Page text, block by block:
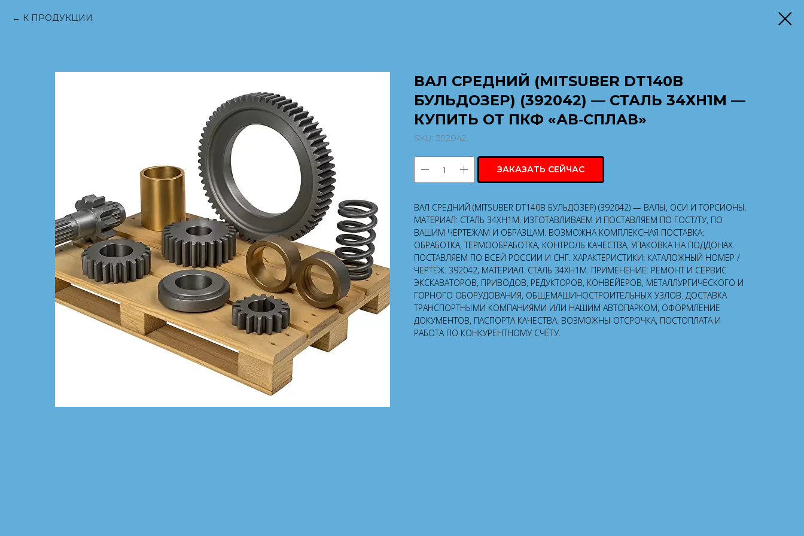
К ПРОДУКЦИИ
ВАЛ СРЕДНИЙ (MITSUBER DT140B
БУЛЬДОЗЕР) (392042) — СТАЛЬ 34ХН1М —
КУПИТЬ ОТ ПКФ «АВ‑СПЛАВ»
SKU: 392042
ЗАКАЗАТЬ СЕЙЧАС
ВАЛ СРЕДНИЙ (MITSUBER DT140B БУЛЬДОЗЕР) (392042) — ВАЛЫ, ОСИ И ТОРСИОНЫ.
МАТЕРИАЛ: СТАЛЬ 34ХН1М. ИЗГОТАВЛИВАЕМ И ПОСТАВЛЯЕМ ПО ГОСТ/ТУ, ПО
ВАШИМ ЧЕРТЕЖАМ И ОБРАЗЦАМ. ВОЗМОЖНА КОМПЛЕКСНАЯ ПОСТАВКА:
ОБРАБОТКА, ТЕРМООБРАБОТКА, КОНТРОЛЬ КАЧЕСТВА, УПАКОВКА НА ПОДДОНАХ.
ПОСТАВЛЯЕМ ПО ВСЕЙ РОССИИ И СНГ. ХАРАКТЕРИСТИКИ: КАТАЛОЖНЫЙ НОМЕР /
ЧЕРТЁЖ: 392042; МАТЕРИАЛ: СТАЛЬ 34ХН1М. ПРИМЕНЕНИЕ: РЕМОНТ И СЕРВИС
ЭКСКАВАТОРОВ, ПРИВОДОВ, РЕДУКТОРОВ, КОНВЕЙЕРОВ, МЕТАЛЛУРГИЧЕСКОГО И
ГОРНОГО ОБОРУДОВАНИЯ, ОБЩЕМАШИНОСТРОИТЕЛЬНЫХ УЗЛОВ. ДОСТАВКА
ТРАНСПОРТНЫМИ КОМПАНИЯМИ ИЛИ НАШИМ АВТОПАРКОМ, ОФОРМЛЕНИЕ
ДОКУМЕНТОВ, ПАСПОРТА КАЧЕСТВА. ВОЗМОЖНЫ ОТСРОЧКА, ПОСТОПЛАТА И
РАБОТА ПО КОНКУРЕНТНОМУ СЧЁТУ.